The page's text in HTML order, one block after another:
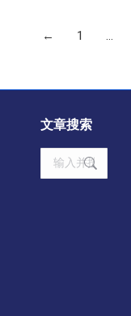
← 1 …
文章搜索
Search: